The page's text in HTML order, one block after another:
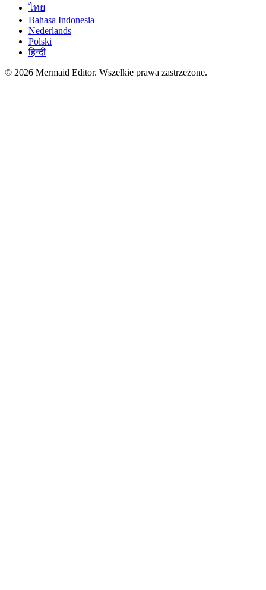
ไทย
Bahasa Indonesia
Nederlands
Polski
हिन्दी
© 2026 Mermaid Editor. Wszelkie prawa zastrzeżone.